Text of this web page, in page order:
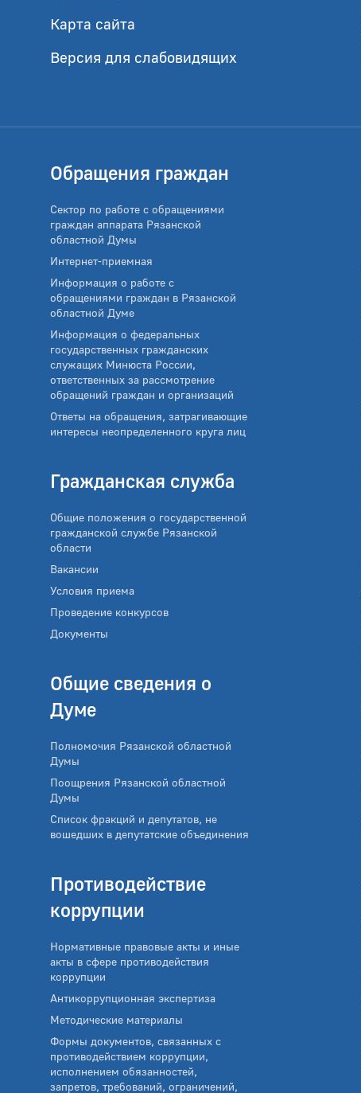
Карта сайта
Версия для слабовидящих
Обращения граждан
Сектор по работе с обращениями
граждан аппарата Рязанской
областной Думы
Интернет-приемная
Информация о работе с
обращениями граждан в Рязанской
областной Думе
Информация о федеральных
государственных гражданских
служащих Минюста России,
ответственных за рассмотрение
обращений граждан и организаций
Ответы на обращения, затрагивающие
интересы неопределенного круга лиц
Гражданская служба
Общие положения о государственной
гражданской службе Рязанской
области
Вакансии
Условия приема
Проведение конкурсов
Документы
Общие сведения о
Думе
Полномочия Рязанской областной
Думы
Поощрения Рязанской областной
Думы
Список фракций и депутатов, не
вошедших в депутатские объединения
Противодействие
коррупции
Нормативные правовые акты и иные
акты в сфере противодействия
коррупции
Антикоррупционная экспертиза
Методические материалы
Формы документов, связанных с
противодействием коррупции,
исполнением обязанностей,
запретов, требований, ограничений,